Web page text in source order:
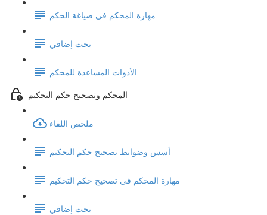
مهارة المحكم في صياغة الحكم
بحث إضافي
الأدوات المساعدة للمحكم
المحكم وتصحيح حكم التحكيم
ملخص اللقاء
أسس وضوابط تصحيح حكم التحكيم
مهارة المحكم في تصحيح حكم التحكيم
بحث إضافي